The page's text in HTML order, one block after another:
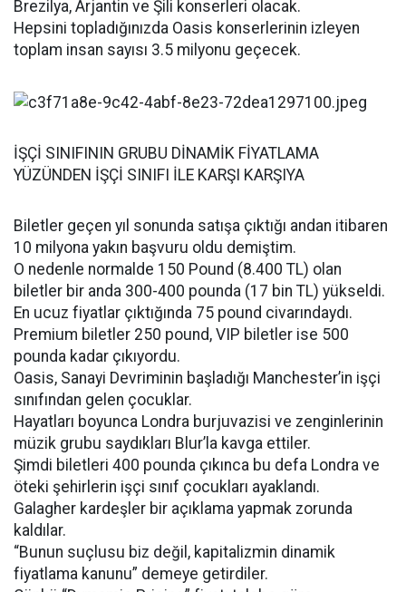
Brezilya, Arjantin ve Şili konserleri olacak.
Hepsini topladığınızda Oasis konserlerinin izleyen
toplam insan sayısı 3.5 milyonu geçecek.
İŞÇİ SINIFININ GRUBU DİNAMİK FİYATLAMA
YÜZÜNDEN İŞÇİ SINIFI İLE KARŞI KARŞIYA
Biletler geçen yıl sonunda satışa çıktığı andan itibaren
10 milyona yakın başvuru oldu demiştim.
O nedenle normalde 150 Pound (8.400 TL) olan
biletler bir anda 300-400 pounda (17 bin TL) yükseldi.
En ucuz fiyatlar çıktığında 75 pound civarındaydı.
Premium biletler 250 pound, VIP biletler ise 500
pounda kadar çıkıyordu.
Oasis, Sanayi Devriminin başladığı Manchester’in işçi
sınıfından gelen çocuklar.
Hayatları boyunca Londra burjuvazisi ve zenginlerinin
müzik grubu saydıkları Blur’la kavga ettiler.
Şimdi biletleri 400 pounda çıkınca bu defa Londra ve
öteki şehirlerin işçi sınıf çocukları ayaklandı.
Galagher kardeşler bir açıklama yapmak zorunda
kaldılar.
“Bunun suçlusu biz değil, kapitalizmin dinamik
fiyatlama kanunu” demeye getirdiler.